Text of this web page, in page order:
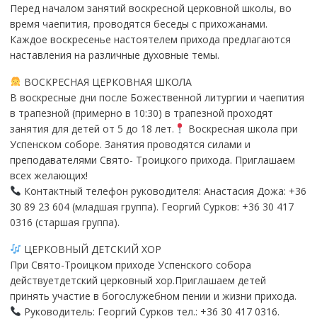
Перед началом занятий воскресной церковной школы, во
время чаепития, проводятся беседы с прихожанами.
Каждое воскресенье настоятелем прихода предлагаются
наставления на различные духовные темы.
ВОСКРЕСНАЯ ЦЕРКОВНАЯ ШКОЛА
В воскресные дни после Божественной литургии и чаепития
в трапезной (примерно в 10:30) в трапезной проходят
занятия для детей от 5 до 18 лет.
Воскресная школа при
Успенском соборе. Занятия проводятся силами и
преподавателями Свято- Троицкого прихода. Приглашаем
всех желающих!
Контактный телефон руководителя: Анастасия Дожа: +36
30 89 23 604 (младшая группа). Георгий Сурков: +36 30 417
0316 (старшая группа).
ЦЕРКОВНЫЙ ДЕТСКИЙ ХОР
При Свято-Троицком приходе Успенского собора
действуетдетский церковный хор.Приглашаем детей
принять участие в богослужебном пении и жизни прихода.
Руководитель: Георгий Сурков тел.: +36 30 417 0316.